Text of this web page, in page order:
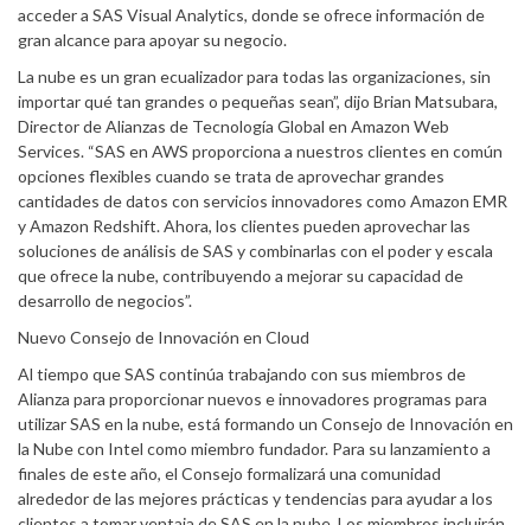
acceder a SAS Visual Analytics, donde se ofrece información de
gran alcance para apoyar su negocio.
La nube es un gran ecualizador para todas las organizaciones, sin
importar qué tan grandes o pequeñas sean”, dijo Brian Matsubara,
Director de Alianzas de Tecnología Global en Amazon Web
Services. “SAS en AWS proporciona a nuestros clientes en común
opciones flexibles cuando se trata de aprovechar grandes
cantidades de datos con servicios innovadores como Amazon EMR
y Amazon Redshift. Ahora, los clientes pueden aprovechar las
soluciones de análisis de SAS y combinarlas con el poder y escala
que ofrece la nube, contribuyendo a mejorar su capacidad de
desarrollo de negocios”.
Nuevo Consejo de Innovación en Cloud
Al tiempo que SAS continúa trabajando con sus miembros de
Alianza para proporcionar nuevos e innovadores programas para
utilizar SAS en la nube, está formando un Consejo de Innovación en
la Nube con Intel como miembro fundador. Para su lanzamiento a
finales de este año, el Consejo formalizará una comunidad
alrededor de las mejores prácticas y tendencias para ayudar a los